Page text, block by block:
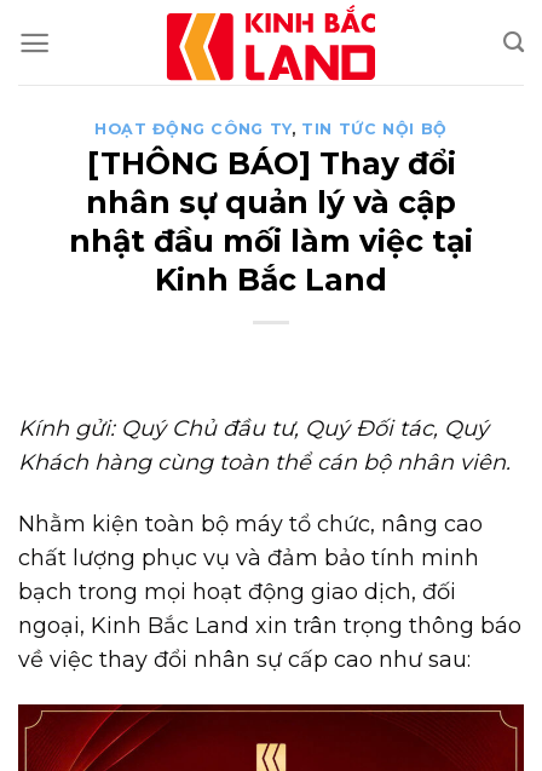
content
HOẠT ĐỘNG CÔNG TY, TIN TỨC NỘI BỘ
[THÔNG BÁO] Thay đổi
nhân sự quản lý và cập
nhật đầu mối làm việc tại
Kinh Bắc Land
Kính gửi: Quý Chủ đầu tư, Quý Đối tác, Quý
Khách hàng cùng toàn thể cán bộ nhân viên.
Nhằm kiện toàn bộ máy tổ chức, nâng cao
chất lượng phục vụ và đảm bảo tính minh
bạch trong mọi hoạt động giao dịch, đối
ngoại, Kinh Bắc Land xin trân trọng thông báo
về việc thay đổi nhân sự cấp cao như sau: